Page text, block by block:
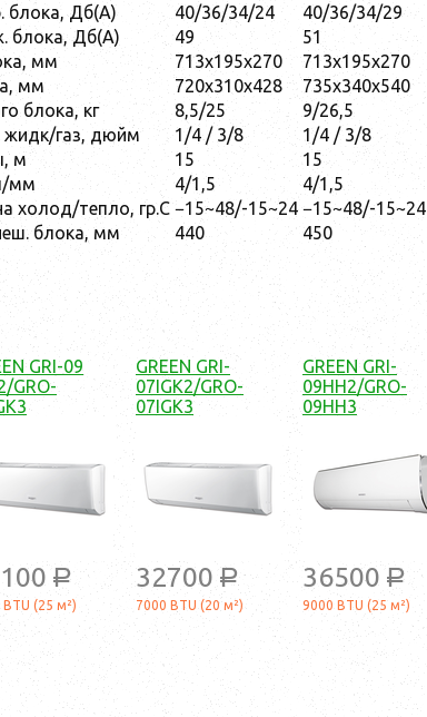
блока, Дб(А)
40/36/34/24 40/36/34/29
блока, Дб(А)
49 51
мм
713х195х270 713х195х270
мм
720х310х428 735х340х540
блока, кг
8,5/25 9/26,5
жидк/газ, дюйм
1/4 / 3/8 1/4 / 3/8
м
15 15
мм
4/1,5 4/1,5
холод/тепло, гр.С −15~48/-15~24 −15~48/-15~24
блока, мм
440 450
GRI-09
GRO-
a
(25 м²)
GREEN GRI-
07IGK2/GRO-
07IGK3
32700 a
7000 BTU (20 м²)
GREEN GRI-
09HH2/GRO-
09HH3
36500 a
9000 BTU (25 м²)